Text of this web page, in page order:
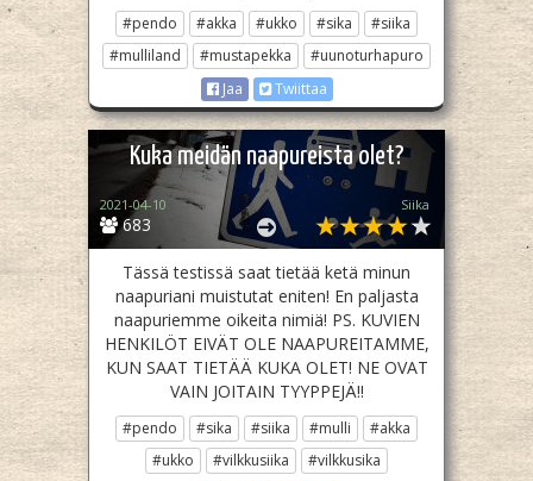
#pendo #akka #ukko #sika
#siika
#mulliland
#mustapekka
#uunoturhapuro
Jaa
Twiittaa
Kuka meidän naapureista olet?
683
2021-04-10 Siika
Tässä testissä saat tietää ketä minun
naapuriani muistutat eniten! En paljasta
naapuriemme oikeita nimiä! PS. KUVIEN
HENKILÖT EIVÄT OLE NAAPUREITAMME,
KUN SAAT TIETÄÄ KUKA OLET! NE OVAT
VAIN JOITAIN TYYPPEJÄ!!
#pendo #sika #siika #mulli
#akka
#ukko
#vilkkusiika
#vilkkusika